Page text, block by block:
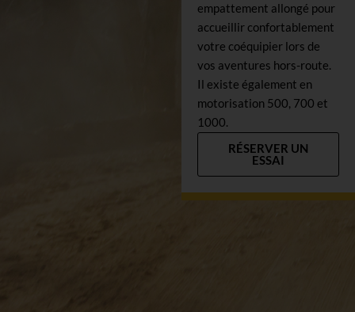
Nos évènements
Nos occasions
Nos services
empattement allongé pour
accueillir confortablement
votre coéquipier lors de
vos aventures hors-route.
Il existe également en
motorisation 500, 700 et
1000.
RÉSERVER UN
ESSAI